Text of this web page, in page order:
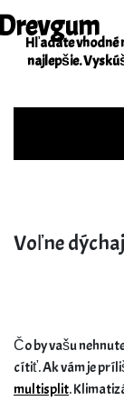
Skip
to
content
Hľadáte vhodné
najlepšie.
Voľne
Čo by vašu
cítiť. Ak vám je
multisplit.